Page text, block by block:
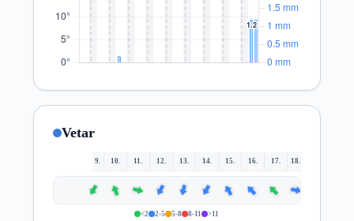
Vetar
9. 10. 11. 12. 13. 14. 15. 16. 17. 18.